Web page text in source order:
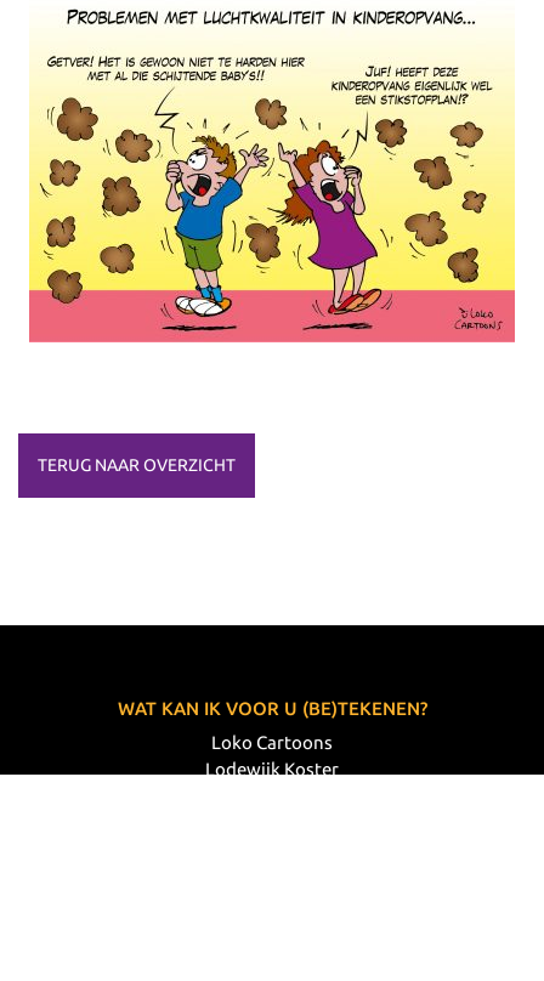
TERUG NAAR OVERZICHT
WAT KAN IK VOOR U (BE)TEKENEN?
Loko Cartoons
Lodewijk Koster